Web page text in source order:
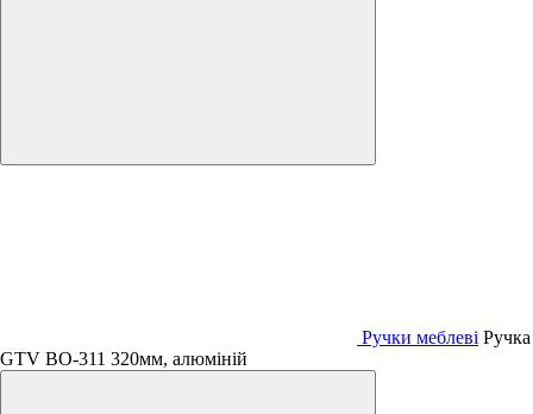
Ручки меблеві Ручка
GTV ВО-311 320мм, алюміній